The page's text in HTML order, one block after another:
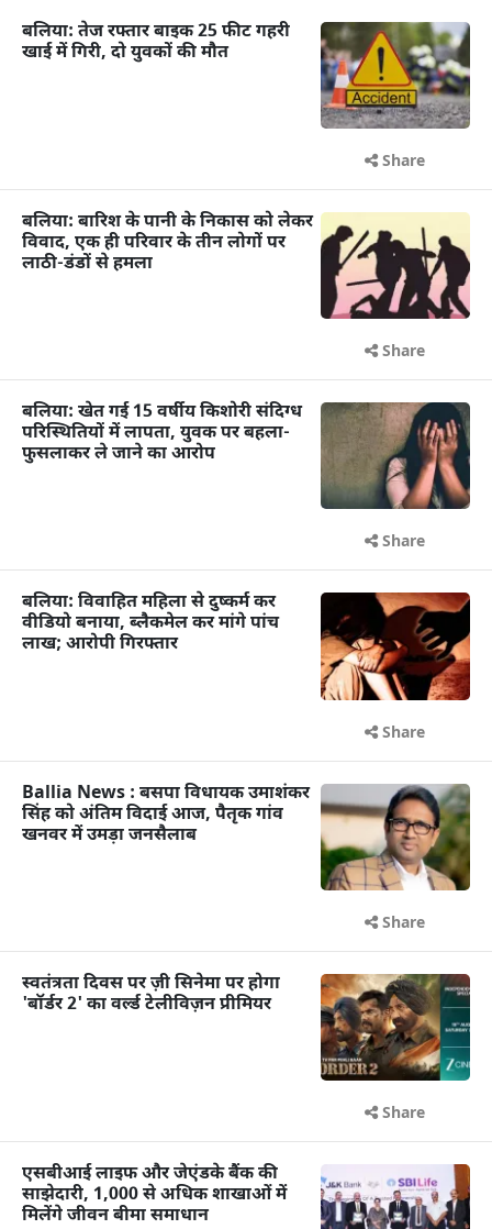
बलिया: तेज रफ्तार बाइक 25 फीट गहरी
खाई में गिरी, दो युवकों की मौत
Share
बलिया: बारिश के पानी के निकास को लेकर
विवाद, एक ही परिवार के तीन लोगों पर
लाठी-डंडों से हमला
Share
बलिया: खेत गई 15 वर्षीय किशोरी संदिग्ध
परिस्थितियों में लापता, युवक पर बहला-
फुसलाकर ले जाने का आरोप
Share
बलिया: विवाहित महिला से दुष्कर्म कर
वीडियो बनाया, ब्लैकमेल कर मांगे पांच
लाख; आरोपी गिरफ्तार
Share
Ballia News : बसपा विधायक उमाशंकर
सिंह को अंतिम विदाई आज, पैतृक गांव
खनवर में उमड़ा जनसैलाब
Share
स्वतंत्रता दिवस पर ज़ी सिनेमा पर होगा
'बॉर्डर 2' का वर्ल्ड टेलीविज़न प्रीमियर
Share
एसबीआई लाइफ और जेएंडके बैंक की
साझेदारी, 1,000 से अधिक शाखाओं में
मिलेंगे जीवन बीमा समाधान